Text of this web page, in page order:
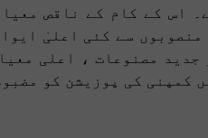
اس کے کام کے ناقص
سے کئی اعلیٰ
مصنوعات ، اعلی
کمپنی کی پوزیشن کو